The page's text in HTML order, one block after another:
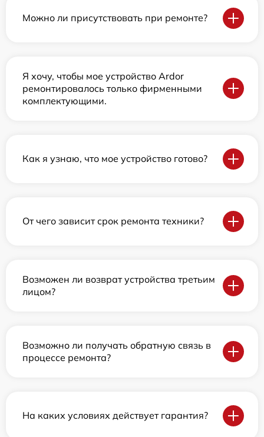
Можно ли присутствовать при ремонте?
Я хочу, чтобы мое устройство Ardor
ремонтировалось только фирменными
комплектующими.
Как я узнаю, что мое устройство готово?
От чего зависит срок ремонта техники?
Возможен ли возврат устройства третьим
лицом?
Возможно ли получать обратную связь в
процессе ремонта?
На каких условиях действует гарантия?